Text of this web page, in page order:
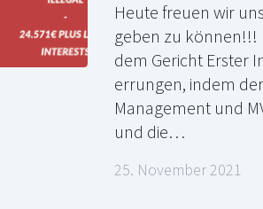
Heute freuen wir
geben zu
dem Gericht Erster
errungen, indem
Management und
und die…
25. November 2021